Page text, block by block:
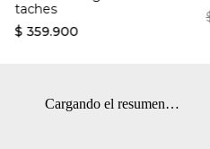
taches
$ 359.900
Cargando el resumen…